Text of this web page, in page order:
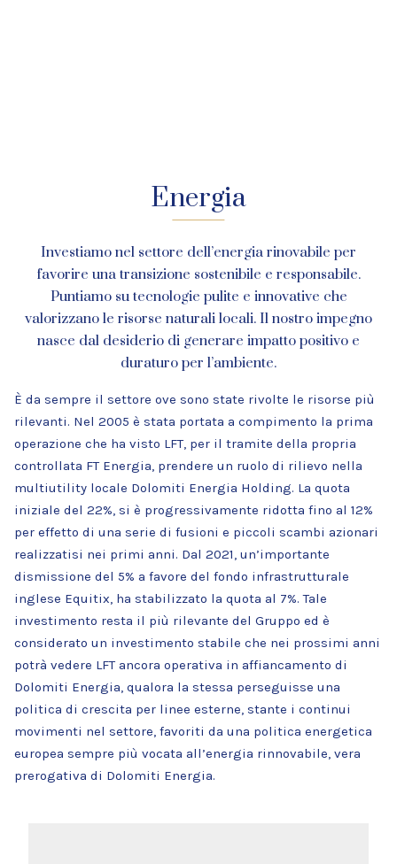
Energia
Investiamo nel settore dell’energia rinovabile per
favorire una transizione sostenibile e responsabile.
Puntiamo su tecnologie pulite e innovative che
valorizzano le risorse naturali locali. Il nostro impegno
nasce dal desiderio di generare impatto positivo e
duraturo per l’ambiente.
È da sempre il settore ove sono state rivolte le risorse più
rilevanti. Nel 2005 è stata portata a compimento la prima
operazione che ha visto LFT, per il tramite della propria
controllata FT Energia, prendere un ruolo di rilievo nella
multiutility locale Dolomiti Energia Holding. La quota
iniziale del 22%, si è progressivamente ridotta fino al 12%
per effetto di una serie di fusioni e piccoli scambi azionari
realizzatisi nei primi anni. Dal 2021, un’importante
dismissione del 5% a favore del fondo infrastrutturale
inglese Equitix, ha stabilizzato la quota al 7%. Tale
investimento resta il più rilevante del Gruppo ed è
considerato un investimento stabile che nei prossimi anni
potrà vedere LFT ancora operativa in affiancamento di
Dolomiti Energia, qualora la stessa perseguisse una
politica di crescita per linee esterne, stante i continui
movimenti nel settore, favoriti da una politica energetica
europea sempre più vocata all’energia rinnovabile, vera
prerogativa di Dolomiti Energia.